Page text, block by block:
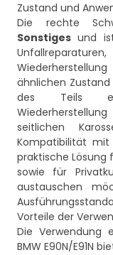
Zustand und
Die rechte
Sonstiges und
ähnlichen
des Teils
seitlichen
Kompatibilität mit
praktische Lösung
sowie für
austauschen
Vorteile der
Die Verwendung
BMW E90N/E91N